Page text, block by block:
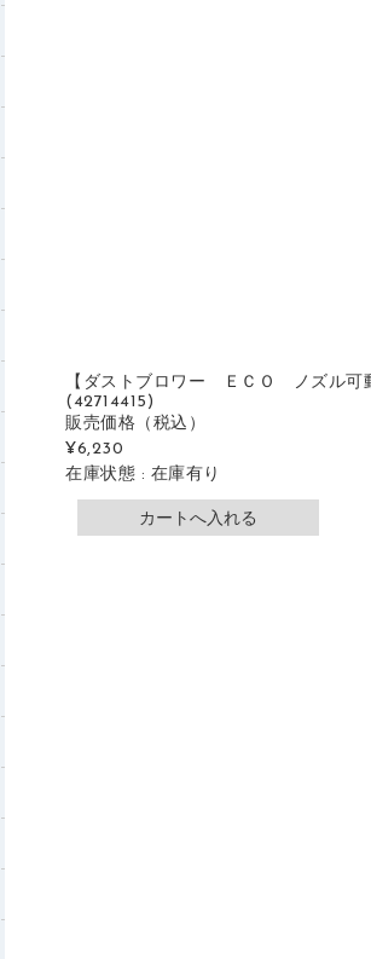
【ダストブロワー ＥＣＯ ノズル可
(42714415)
販売価格 （税込）
¥6,230
在庫状態 : 在庫有り